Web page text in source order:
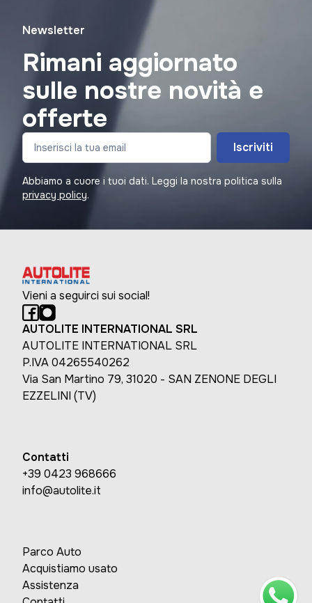
Newsletter
Rimani aggiornato
sulle nostre novità e
offerte
Iscriviti
Abbiamo a cuore i tuoi dati. Leggi la nostra politica sulla
privacy policy.
Vieni a seguirci sui social!
AUTOLITE INTERNATIONAL SRL
AUTOLITE INTERNATIONAL SRL
P.IVA 04265540262
Via San Martino 79, 31020 - SAN ZENONE DEGLI
EZZELINI (TV)
Contatti
+39 0423 968666
info@autolite.it
Parco Auto
Acquistiamo usato
Assistenza